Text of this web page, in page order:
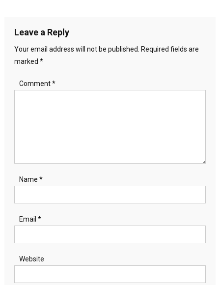
Leave a Reply
Your email address will not be published. Required fields are
marked *
Comment*
Name *
Email *
Website